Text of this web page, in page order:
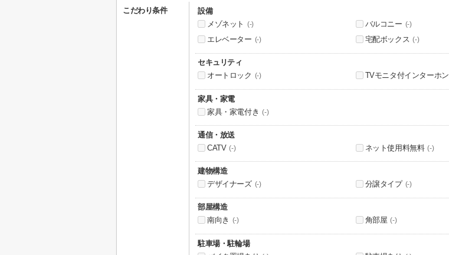
こだわり条件
設備
メゾネット
(-) バルコニー (-)
エレベーター (-) 宅配ボックス (-)
セキュリティ
オートロック (-) TVモニタ付インターホン
家具・家電
家具・家電付き
(-)
通信・放送
CATV (-) ネット使用料無料 (-)
建物構造
デザイナーズ (-) 分譲タイプ (-)
部屋構造
南向き
(-) 角部屋 (-)
駐車場・駐輪場